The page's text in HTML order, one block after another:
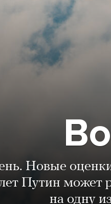
Новые
Путин может
на одну